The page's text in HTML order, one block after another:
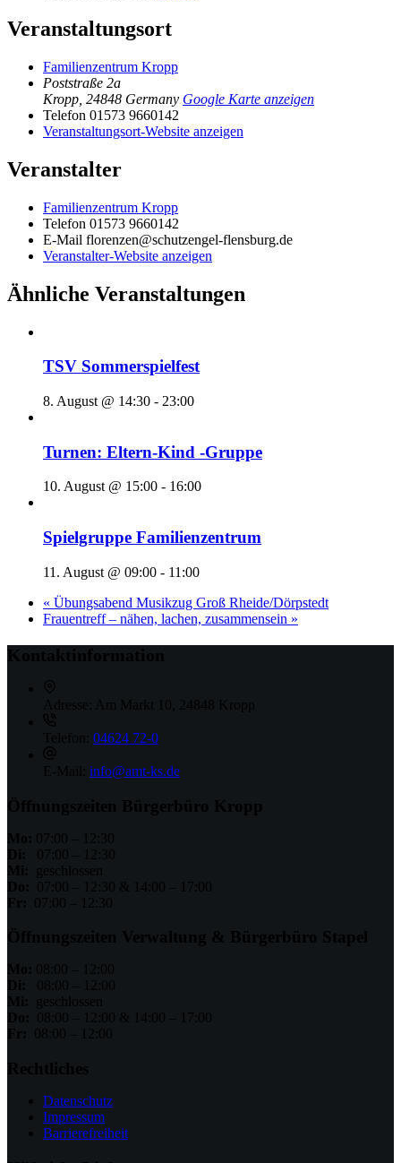
Veranstaltungsort
Familienzentrum Kropp
Poststraße 2a
Kropp 24848 Germany Google Karte anzeigen
Telefon 01573 9660142
Veranstaltungsort-Website anzeigen
Veranstalter
Familienzentrum Kropp
Telefon 01573 9660142
E-Mail florenzen@schutzengel-flensburg.de
Veranstalter-Website anzeigen
Ähnliche Veranstaltungen
TSV Sommerspielfest
8. August @ 14:30 - 23:00
Turnen: Eltern-Kind -Gruppe
10. August @ 15:00 - 16:00
Spielgruppe Familienzentrum
11. August @ 09:00 - 11:00
« Übungsabend Musikzug Groß Rheide/Dörpstedt
Frauentreff – nähen, lachen, zusammensein »
Kontaktinformation
Adresse: Am Markt 10, 24848 Kropp
Telefon: 04624 72-0
E-Mail: info@amt-ks.de
Öffnungszeiten Bürgerbüro Kropp
Mo: 07:00 – 12:30
Di:
07:00 – 12:30
Mi:
geschlossen
Do:
07:00 – 12:30 & 14:00 – 17:00
Fr:
07:00 – 12:30
Öffnungszeiten Verwaltung & Bürgerbüro Stapel
Mo: 08:00 – 12:00
Di:
08:00 – 12:00
Mi:
geschlossen
Do:
08:00 – 12:00 & 14:00 – 17:00
Fr:
08:00 – 12:00
Rechtliches
Datenschutz
Impressum
Barrierefreiheit